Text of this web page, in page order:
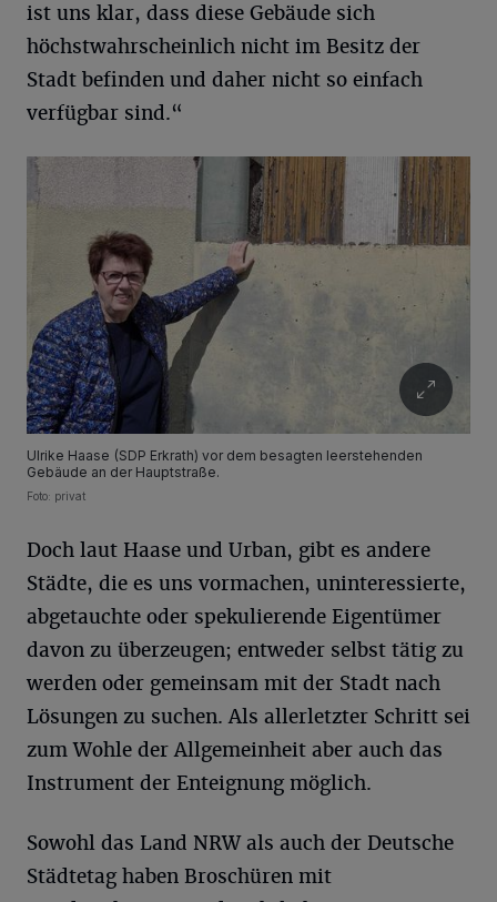
ist uns klar, dass diese Gebäude sich
höchstwahrscheinlich nicht im Besitz der
Stadt befinden und daher nicht so einfach
verfügbar sind.“
Ulrike Haase (SDP Erkrath) vor dem besagten leerstehenden
Gebäude an der Hauptstraße.
Foto: privat
Doch laut Haase und Urban, gibt es andere
Städte, die es uns vormachen, uninteressierte,
abgetauchte oder spekulierende Eigentümer
davon zu überzeugen; entweder selbst tätig zu
werden oder gemeinsam mit der Stadt nach
Lösungen zu suchen. Als allerletzter Schritt sei
zum Wohle der Allgemeinheit aber auch das
Instrument der Enteignung möglich.
Sowohl das Land NRW als auch der Deutsche
Städtetag haben Broschüren mit